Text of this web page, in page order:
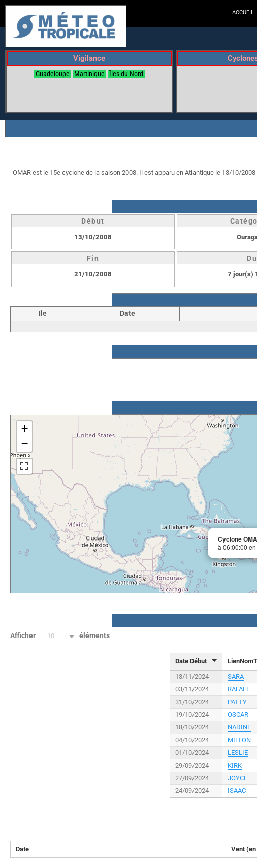
ACCUEIL
Vigilance
Guadeloupe Martinique Îles du Nord
OMAR est le 15e cyclone de la saison 2008. Il est apparu en Atlantique le 13/10/
Début
13/10/2008
Fin
21/10/2008 7 jour(s)
Ile Date
Cyclone
à 06:00:00
+
−
Afficher 10 éléments
Date Début
13/11/2024
SARA
03/11/2024
RAFAEL
31/10/2024
PATTY
19/10/2024
OSCAR
18/10/2024
NADINE
04/10/2024
MILTON
01/10/2024
LESLIE
29/09/2024
KIRK
27/09/2024
JOYCE
24/09/2024
ISAAC
Date Vent